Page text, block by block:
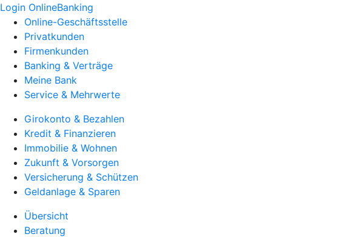
Login OnlineBanking
Online-Geschäftsstelle
Privatkunden
Firmenkunden
Banking & Verträge
Meine Bank
Service & Mehrwerte
Girokonto & Bezahlen
Kredit & Finanzieren
Immobilie & Wohnen
Zukunft & Vorsorgen
Versicherung & Schützen
Geldanlage & Sparen
Übersicht
Beratung